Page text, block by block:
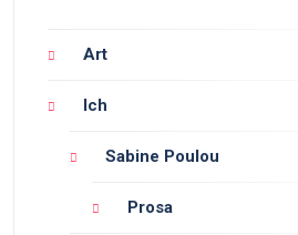
Art
Ich
Sabine Poulou
Prosa